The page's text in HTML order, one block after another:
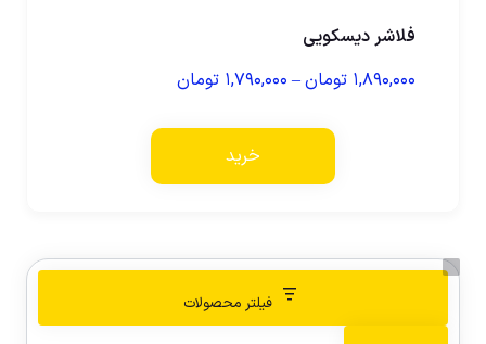
فلاشر دیسکویی
۱,۸۹۰,۰۰۰ تومان– ۱,۷۹۰,۰۰۰ تومان
خرید
فیلتر محصولات